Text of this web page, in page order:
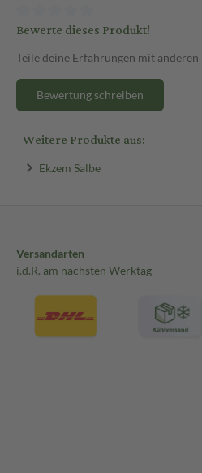
Bewerte dieses Produkt!
Teile deine Erfahrungen mit anderen
Bewertung schreiben
Weitere Produkte aus:
Ekzem Salbe
Versandarten
i.d.R. am nächsten Werktag